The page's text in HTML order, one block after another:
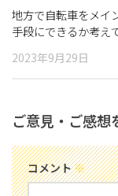
地方で自転車をメイ
手段にできるか考え
2023年9月29日
ご意見・ご感想
コメント※